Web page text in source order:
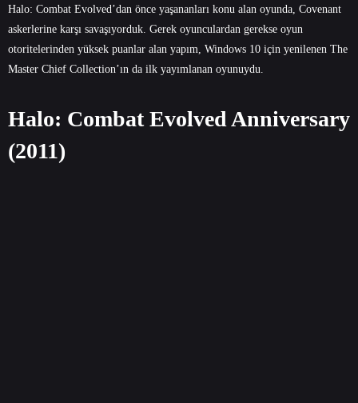
Halo: Combat Evolved’dan önce yaşananları konu alan oyunda, Covenant
askerlerine karşı savaşıyorduk. Gerek oyunculardan gerekse oyun
otoritelerinden yüksek puanlar alan yapım, Windows 10 için yenilenen The
Master Chief Collection’ın da ilk yayımlanan oyunuydu.
Halo: Combat Evolved Anniversary
(2011)